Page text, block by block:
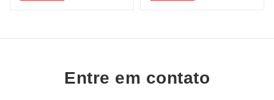
Entre em contato